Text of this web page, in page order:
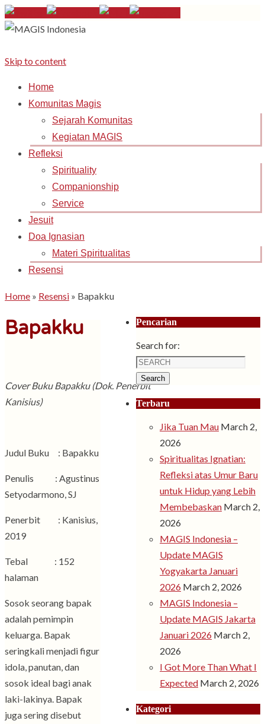
Skip to content
Home
Komunitas Magis
Sejarah Komunitas
Kegiatan MAGIS
Refleksi
Spirituality
Companionship
Service
Jesuit
Doa Ignasian
Materi Spiritualitas
Resensi
Home » Resensi » Bapakku
Bapakku
Cover Buku Bapakku (Dok. Penerbit
Kanisius)
Judul Buku : Bapakku
Penulis : Agustinus
Setyodarmono, SJ
Penerbit : Kanisius,
2019
Tebal : 152
halaman
Sosok seorang bapak
adalah pemimpin
keluarga. Bapak
seringkali menjadi figur
idola, panutan, dan
sosok ideal bagi anak
laki-lakinya. Bapak
juga sering disebut
Pencarian
Search for:
Search
Terbaru
Jika Tuan Mau March 2,
2026
Spiritualitas Ignatian:
Refleksi atas Umur Baru
untuk Hidup yang Lebih
Membebaskan March 2,
2026
MAGIS Indonesia –
Update MAGIS
Yogyakarta Januari
2026 March 2, 2026
MAGIS Indonesia –
Update MAGIS Jakarta
Januari 2026 March 2,
2026
I Got More Than What I
Expected March 2, 2026
Kategori